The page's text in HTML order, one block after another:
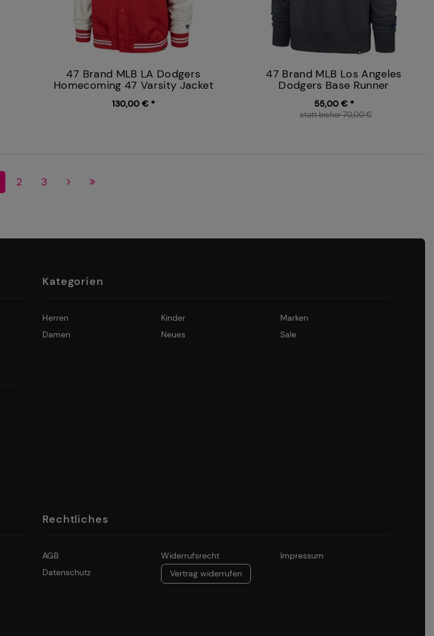
47 Brand MLB LA Dodgers
Homecoming 47 Varsity Jacket
130,00 € *
47 Brand MLB Los Angeles
Dodgers Base Runner
55,00 € *
statt bisher 70,00 €
2 3
Kategorien
Herren
Damen
Kinder
Neues
Marken
Sale
Rechtliches
AGB
Datenschutz
Widerrufsrecht
Vertrag widerrufen
Impressum